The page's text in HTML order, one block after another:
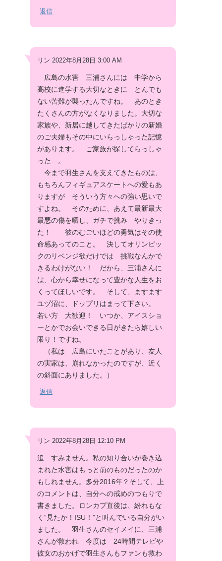
返信
リン 2022年8月28日 3:00 AM
広島の水害 三浦さんには 中学から
高校に進学する大切なときに とんでも
ない苦難が襲ったんですね。 あのとき
たくさんの方がなくなりました。大切な
家族や、新居に越してきたばかりの新婚
のご夫婦もその中にいらっしゃった記憶
があります。 ご家族が探してらっしゃ
った…。
今まで羽生さんを支えてきたものは、
もちろんフィギュアスケートへの愛もあ
りますが そういう方々への強い思いで
すよね。 そのために、あえて最新最大
最悪の傷を晒し、ガチで挑み やりきっ
た！ 彼のむごいほどの勇気はその使
命感あってのこと。 決してオリンピッ
クのリベンジ欲だけでは 挑戦なんかで
きるわけがない！ だから、三浦さんに
は、心から幸せになって豊かな人生をお
くってほしいです。 そして、ますます
ユヅ沼に、ドップリはまって下さい。
若い方 大歓迎！ いつか、アイスショ
ーとかでお会いできる日がきたら嬉しい
限り！ですね。
（私は 広島にいたことがあり、友人
の実家は、崩れなかったのですが、近く
の斜面にありました。）
返信
リン 2022年8月28日 12:10 PM
追 すみません。私の知り合いが巻き込
まれた水害はもっと前のものだったのか
もしれません。多分2016年？そして、上
のコメントは、自分への戒めのつもりで
書きました。ロンカプ直後は、紛れもな
く“見たか！ISU！”と叫んでいる自分がい
ました。 羽生さんのセイメイに、三浦
さんが救われ 今度は 24時間テレビや
彼女のおかげで羽生さんもファンも救わ